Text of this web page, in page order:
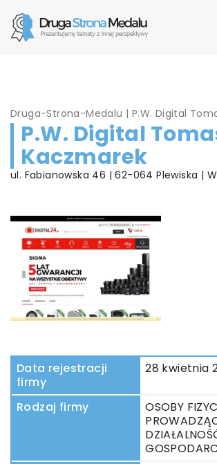
Druga-Strona-Medalu | P.W. Digital
P.W. Digital
Kaczmarek
ul. Fabianowska 46 | 62-064 Plewiska |
Data rejestracji
firmy
28 kwietnia
Rodzaj firmy
OSOBY